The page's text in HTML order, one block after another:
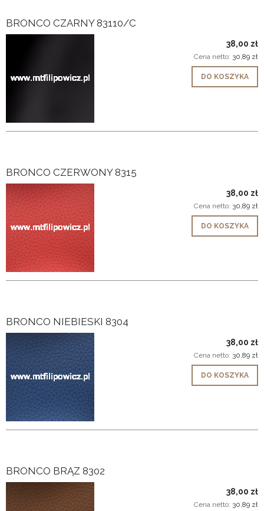
BRONCO CZARNY 83110/C
38,00 zł
Cena netto: 30,89 zł
DO KOSZYKA
BRONCO CZERWONY 8315
38,00 zł
Cena netto: 30,89 zł
DO KOSZYKA
BRONCO NIEBIESKI 8304
38,00 zł
Cena netto: 30,89 zł
DO KOSZYKA
BRONCO BRĄZ 8302
38,00 zł
Cena netto: 30,89 zł